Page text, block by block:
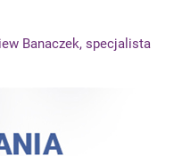
Banaczek, specjalista